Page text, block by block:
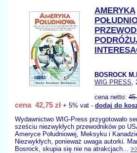
AMERYKA
BOSROCK
WIG PRESS,
cena netto:
cena 42,75 zł + 5% vat - dodaj do
Wydawnictwo WIG-Press przygotowało
sześciu niezwykłych przewodników po
Ameryce Południowej, Meksyku i
Niezwykłych, ponieważ uwaga autorki.
Bosrock, skupia się nie na atrakcjach...